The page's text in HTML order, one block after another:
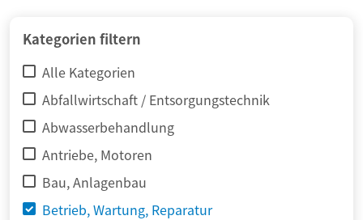
Kategorien filtern
Alle Kategorien
Abfallwirtschaft / Entsorgungstechnik
Abwasserbehandlung
Antriebe, Motoren
Bau, Anlagenbau
Betrieb, Wartung, Reparatur